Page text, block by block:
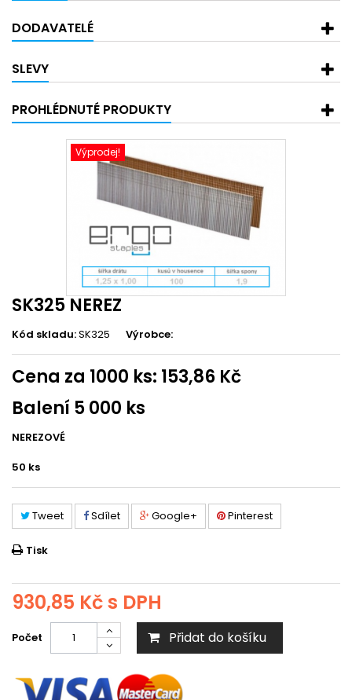
DODAVATELÉ
SLEVY
PROHLÉDNUTÉ PRODUKTY
Výprodej!
SK325 NEREZ
Kód skladu:SK325 Výrobce:
Cena za 1000 ks: 153,86 Kč
Balení 5 000 ks
NEREZOVÉ
50 ks
Tweet Sdílet Google+ Pinterest
Tisk
930,85 Kčs DPH
Počet Přidat do košíku